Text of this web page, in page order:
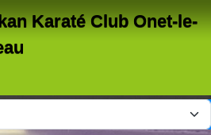
Karaté Club Onet-le-